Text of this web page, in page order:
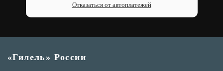
Отказаться от автоплатежей
«Гилель» России